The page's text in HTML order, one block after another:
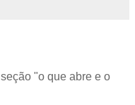
"o que abre e o